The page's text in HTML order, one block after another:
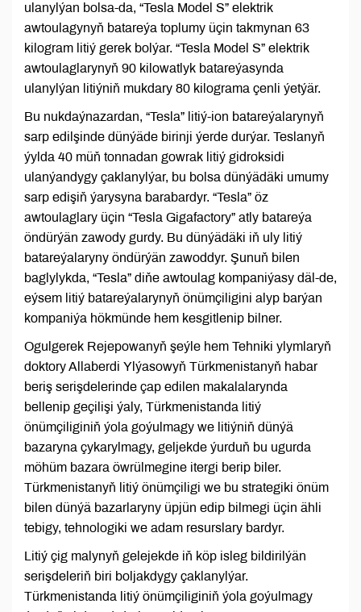
ulanylýan bolsa-da, “Tesla Model S” elektrik
awtoulagynyň batareýa toplumy üçin takmynan 63
kilogram litiý gerek bolýar. “Tesla Model S” elektrik
awtoulaglarynyň 90 kilowatlyk batareýasynda
ulanylýan litiýniň mukdary 80 kilograma çenli ýetýär.
Bu nukdaýnazardan, “Tesla” litiý-ion batareýalarynyň
sarp edilşinde dünýäde birinji ýerde durýar. Teslanyň
ýylda 40 müň tonnadan gowrak litiý gidroksidi
ulanýandygy çaklanylýar, bu bolsa dünýädäki umumy
sarp edişiň ýarysyna barabardyr. “Tesla” öz
awtoulaglary üçin “Tesla Gigafactory” atly batareýa
öndürýän zawody gurdy. Bu dünýädäki iň uly litiý
batareýalaryny öndürýän zawoddyr. Şunuň bilen
baglylykda, “Tesla” diňe awtoulag kompaniýasy däl-de,
eýsem litiý batareýalarynyň önümçiligini alyp barýan
kompaniýa hökmünde hem kesgitlenip bilner.
Ogulgerek Rejepowanyň şeýle hem Tehniki ylymlaryň
doktory Allaberdi Ylýasowyň Türkmenistanyň habar
beriş serişdelerinde çap edilen makalalarynda
bellenip geçilişi ýaly, Türkmenistanda litiý
önümçiliginiň ýola goýulmagy we litiýniň dünýä
bazaryna çykarylmagy, geljekde ýurduň bu ugurda
möhüm bazara öwrülmegine itergi berip biler.
Türkmenistanyň litiý önümçiligi we bu strategiki önüm
bilen dünýä bazarlaryny üpjün edip bilmegi üçin ähli
tebigy, tehnologiki we adam resurslary bardyr.
Litiý çig malynyň gelejekde iň köp isleg bildirilýän
serişdeleriň biri boljakdygy çaklanylýar.
Türkmenistanda litiý önümçiliginiň ýola goýulmagy